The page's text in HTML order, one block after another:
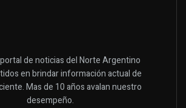
de noticias del Norte Argentino
en brindar información actual de
Mas de 10 años avalan nuestro
desempeño.